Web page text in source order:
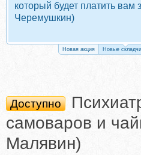
который будет платить вам
Черемушкин)
Новая акция Новые
Доступно
самоваров и
Малявин)